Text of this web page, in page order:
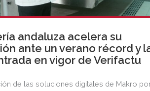
andaluza acelera su
ante un verano récord y
en vigor de Verifactu
de las soluciones digitales de Makro